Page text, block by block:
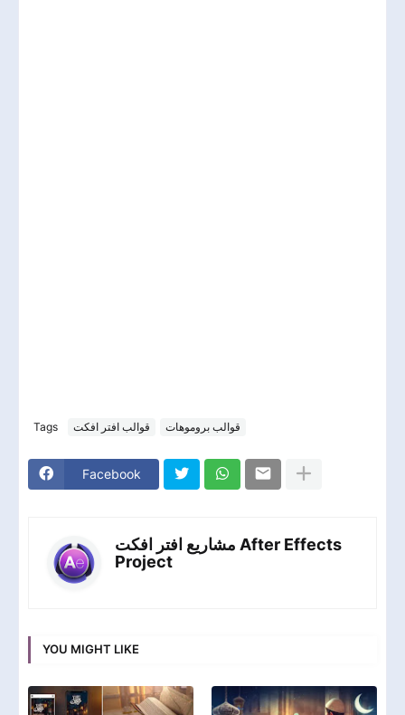
Tags قوالب افتر افكت قوالب بروموهات
Facebook
مشاريع افتر افكت After Effects
Project
YOU MIGHT LIKE